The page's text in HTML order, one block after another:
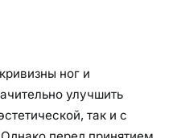
ног и
улучшить
так и с